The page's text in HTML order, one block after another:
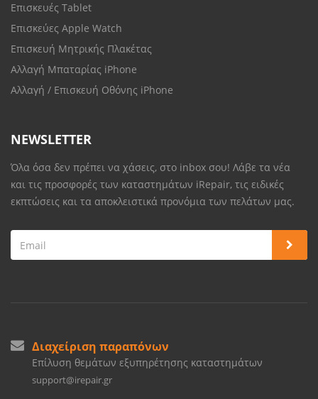
Επισκευές Tablet
Επισκεύες Apple Watch
Επισκευή Μητρικής Πλακέτας
Αλλαγή Μπαταρίας iPhone
Αλλαγή / Επισκευή Οθόνης iPhone
NEWSLETTER
Όλα όσα δεν πρέπει να χάσεις, στο inbox σου! Λάβε τα νέα
και τις προσφορές των καταστημάτων iRepair, τις ειδικές
εκπτώσεις και τα αποκλειστικά προνόμια των πελάτων μας.
Διαχείριση παραπόνων
Επίλυση θεμάτων εξυπηρέτησης καταστημάτων
support@irepair.gr